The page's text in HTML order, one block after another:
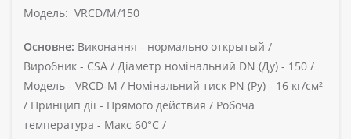
Модель: VRCD/M/150
Основне: Виконання - нормально открытый /
Виробник - CSA / Діаметр номінальний DN (Ду) - 150 /
Модель - VRCD-M / Номінальний тиск PN (Ру) - 16 кг/см²
/ Принцип дії - Прямого действия / Робоча
температура - Макс 60°С /